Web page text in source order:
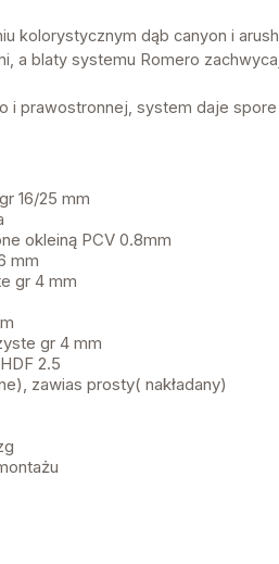
kolorystycznym dąb canyon i
a blaty systemu Romero
prawostronnej, system daje
16/25 mm
okleiną PCV 0.8mm
mm
gr 4 mm
gr 4 mm
2.5
zawias prosty( nakładany)